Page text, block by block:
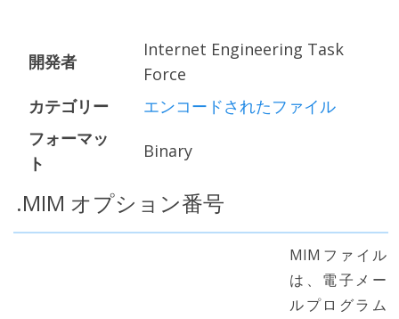
開発者
Internet Engineering Task
Force
カテゴリー
エンコードされたファイル
フォーマッ
ト
Binary
.MIM オプション番号
MIMファイル
は、電子メー
ルプログラム